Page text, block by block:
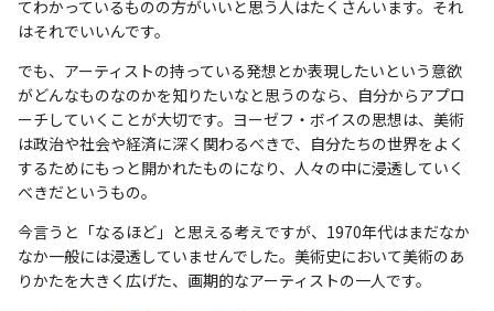
てわかっているものの方がいいと思う人はたくさんいます。それ
はそれでいいんです。
でも、アーティストの持っている発想とか表現したいという意欲
がどんなものなのかを知りたいなと思うのなら、自分からアプロ
ーチしていくことが大切です。ヨーゼフ・ボイスの思想は、美術
は政治や社会や経済に深く関わるべきで、自分たちの世界をよく
するためにもっと開かれたものになり、人々の中に浸透していく
べきだというもの。
今言うと「なるほど」と思える考えですが、1970年代はまだなか
なか一般には浸透していませんでした。美術史において美術のあ
りかたを大きく広げた、画期的なアーティストの一人です。